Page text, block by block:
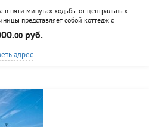
в пяти минутах ходьбы от центральных
представляет собой коттедж с
и столовой.
00 руб.
адрес